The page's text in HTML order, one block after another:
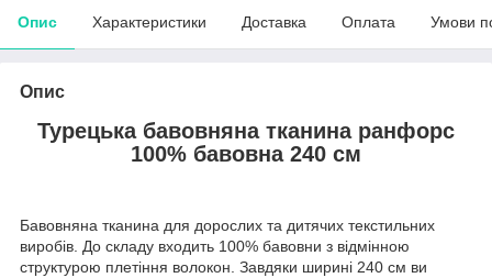
Опис Характеристики Доставка Оплата Умови
Опис
Турецька бавовняна тканина ранфорс
100% бавовна 240 см
Бавовняна тканина для дорослих та дитячих текстильних
виробів. До складу входить 100% бавовни з відмінною
структурою плетіння волокон. Завдяки ширині 240 см ви